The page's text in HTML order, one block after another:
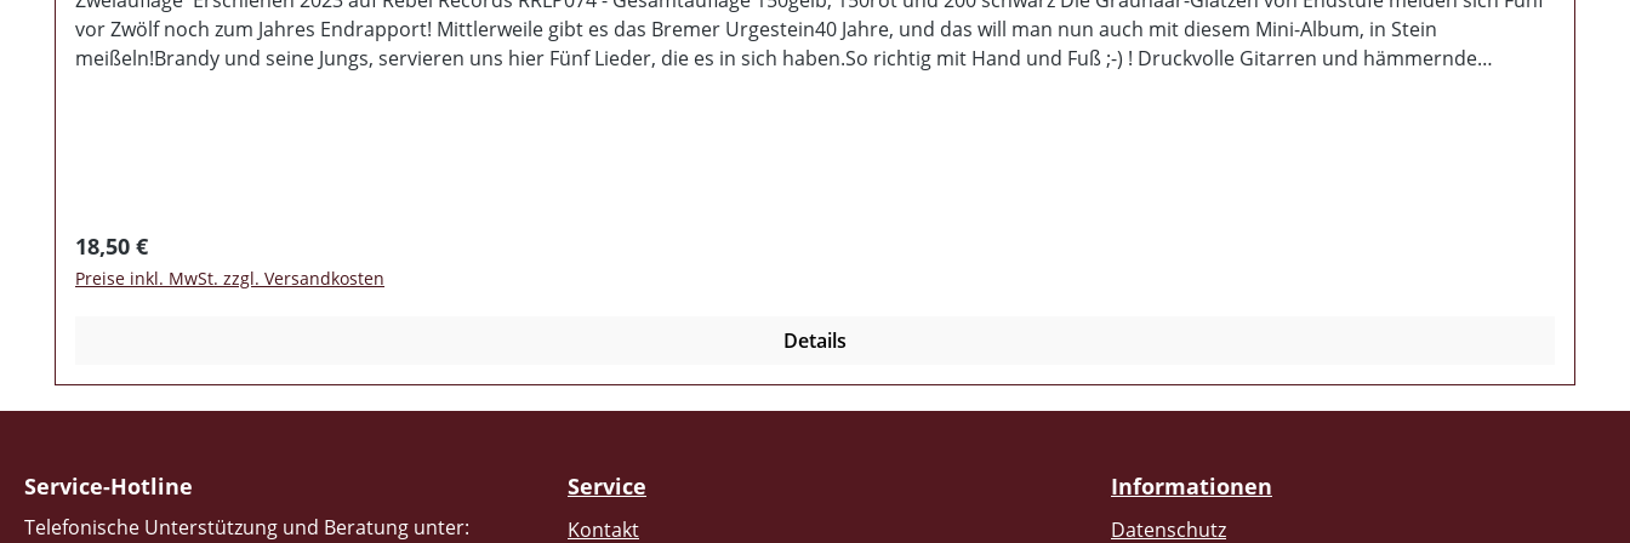
vor Zwölf noch zum Jahres Endrapport! Mittlerweile gibt es das Bremer Urgestein40 Jahre, und das will man nun auch mit diesem Mini-Album, in Stein
meißeln!Brandy und seine Jungs, servieren uns hier Fünf Lieder, die es in sich haben.So richtig mit Hand und Fuß ;-) ! Druckvolle Gitarren und hämmernde
Regulärer Preis:
18,50 €
Preise inkl. MwSt. zzgl. Versandkosten
Details
Service-Hotline
Telefonische Unterstützung und Beratung unter:
Service
Kontakt
Informationen
Datenschutz